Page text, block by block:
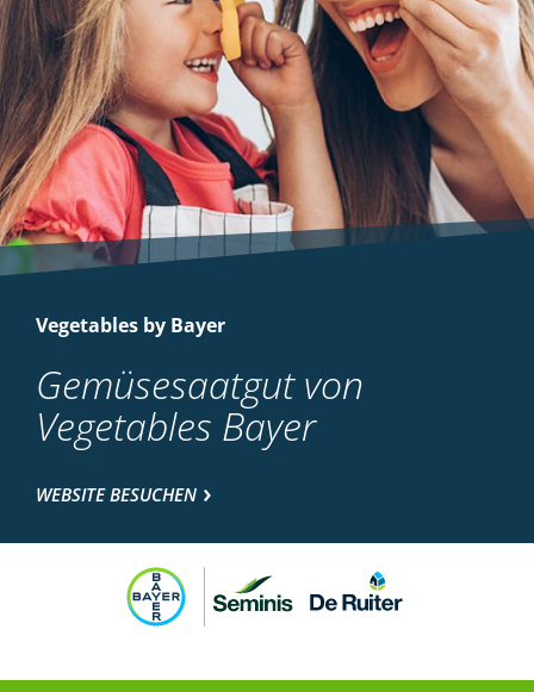
Vegetables by Bayer
Gemüsesaatgut von
Vegetables Bayer
WEBSITE BESUCHEN